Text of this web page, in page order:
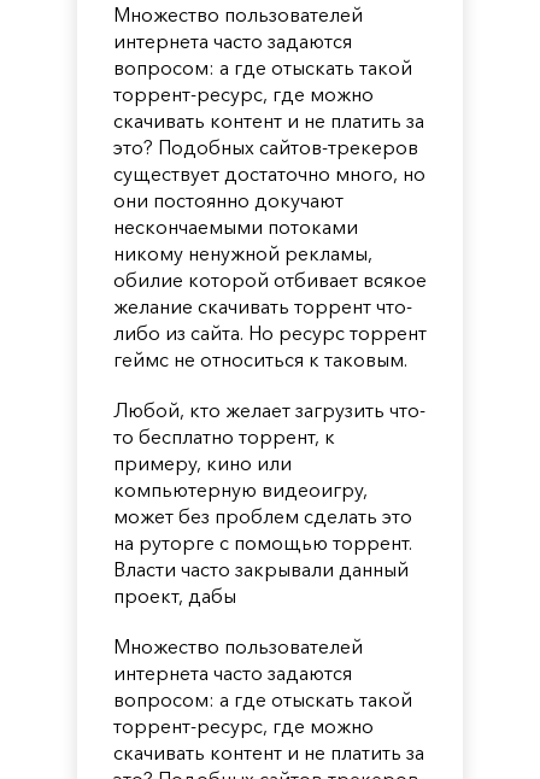
Множество пользователей
интернета часто задаются
вопросом: а где отыскать такой
торрент-ресурс, где можно
скачивать контент и не платить за
это? Подобных сайтов-трекеров
существует достаточно много, но
они постоянно докучают
нескончаемыми потоками
никому ненужной рекламы,
обилие которой отбивает всякое
желание скачивать торрент что-
либо из сайта. Но ресурс торрент
геймс не относиться к таковым.
Любой, кто желает загрузить что-
то бесплатно торрент, к
примеру, кино или
компьютерную видеоигру,
может без проблем сделать это
на руторге с помощью торрент.
Власти часто закрывали данный
проект, дабы
Множество пользователей
интернета часто задаются
вопросом: а где отыскать такой
торрент-ресурс, где можно
скачивать контент и не платить за